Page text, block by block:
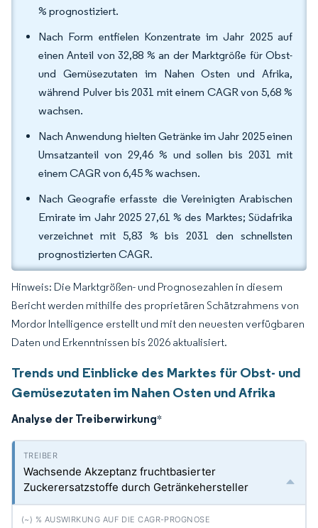
% prognostiziert.
Nach Form entfielen Konzentrate im Jahr 2025 auf
einen Anteil von 32,88 % an der Marktgröße für Obst-
und Gemüsezutaten im Nahen Osten und Afrika,
während Pulver bis 2031 mit einem CAGR von 5,68 %
wachsen.
Nach Anwendung hielten Getränke im Jahr 2025 einen
Umsatzanteil von 29,46 % und sollen bis 2031 mit
einem CAGR von 6,45 % wachsen.
Nach Geografie erfasste die Vereinigten Arabischen
Emirate im Jahr 2025 27,61 % des Marktes; Südafrika
verzeichnet mit 5,83 % bis 2031 den schnellsten
prognostizierten CAGR.
Hinweis: Die Marktgrößen- und Prognosezahlen in diesem
Bericht werden mithilfe des proprietären Schätzrahmens von
Mordor Intelligence erstellt und mit den neuesten verfügbaren
Daten und Erkenntnissen bis 2026 aktualisiert.
Trends und Einblicke des Marktes für Obst- und
Gemüsezutaten im Nahen Osten und Afrika
Analyse der Treiberwirkung*
Wachsende Akzeptanz fruchtbasierter
Zuckerersatzstoffe durch Getränkehersteller